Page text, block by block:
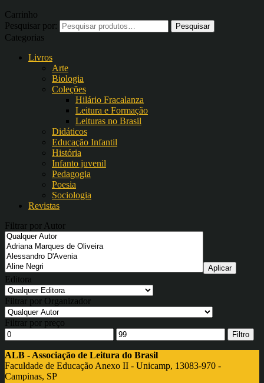
Carrinho
Pesquisar por:
Categorias
Livros
Arte
Biologia
Coleções
Hilário Fracalanza
Leitura e Formação
Leituras no Brasil
Didáticos
Educação Infantil
História
Infanto juvenil
Pedagogia
Poesia
Sociologia
Revistas
Filtrar por Autor
Editora
Filtrar por Organizador
Filtrar por preço
Filtro
ALB - Associação de Leitura do Brasil
Faculdade de Educação Anexo II - Unicamp, 13083-970 -
Campinas, SP